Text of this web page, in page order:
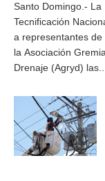
Santo Domingo.- La
Tecnificación
a representantes de
la Asociación
Drenaje (Agryd) las...